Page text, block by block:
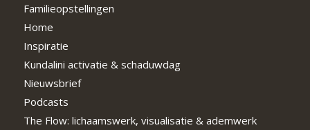
Familieopstellingen
Home
Inspiratie
Kundalini activatie & schaduwdag
Nieuwsbrief
Podcasts
The Flow: lichaamswerk, visualisatie & ademwerk